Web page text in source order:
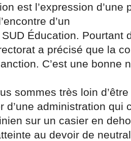
est l’expression
d’un
Éducation. Pourtant
a précisé que la
C’est une bonne
sommes très loin
d’une administration qui
sur un casier en
au devoir de